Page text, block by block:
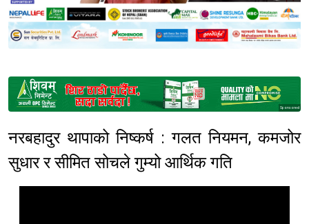
Sponsored
नरबहादुर थापाको निष्कर्ष : गलत नियमन, कमजोर
सुधार र सीमित सोचले गुम्यो आर्थिक गति